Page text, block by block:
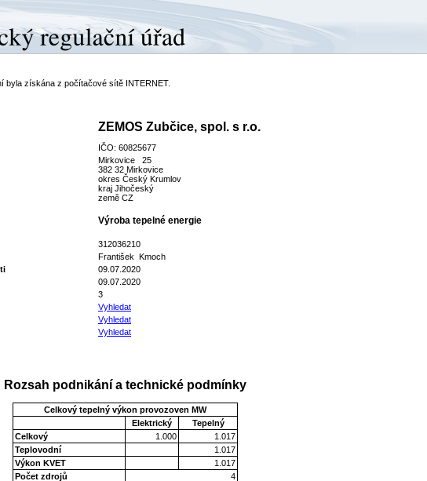
byla získána z počítačové sítě INTERNET.
ZEMOS Zubčice, spol. s r.o.
IČO: 60825677
Mirkovice 25
382 32 Mirkovice
okres Český Krumlov
kraj Jihočeský
země CZ
Výroba tepelné energie
312036210
František Kmoch
09.07.2020
09.07.2020
3
Vyhledat
Vyhledat
Vyhledat
Rozsah podnikání a technické podmínky
Celkový tepelný výkon provozoven MW
Elektrický
Tepelný
Celkový
1.000
1.017
Teplovodní
1.017
Výkon KVET
1.017
Počet zdrojů
4